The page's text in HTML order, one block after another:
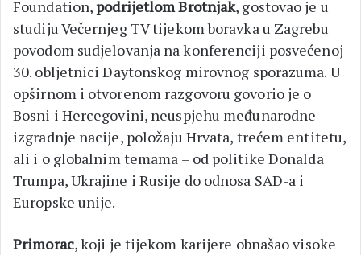
Foundation,podrijetlom Brotnjak, gostovao je u
studiju Večernjeg TV tijekom boravka u Zagrebu
povodom sudjelovanja na konferenciji posvećenoj
30. obljetnici Daytonskog mirovnog sporazuma. U
opširnom i otvorenom razgovoru govorio je o
Bosni i Hercegovini, neuspjehu međunarodne
izgradnje nacije, položaju Hrvata, trećem entitetu,
ali i o globalnim temama – od politike Donalda
Trumpa, Ukrajine i Rusije do odnosa SAD-a i
Europske unije.
Primorac, koji je tijekom karijere obnašao visoke